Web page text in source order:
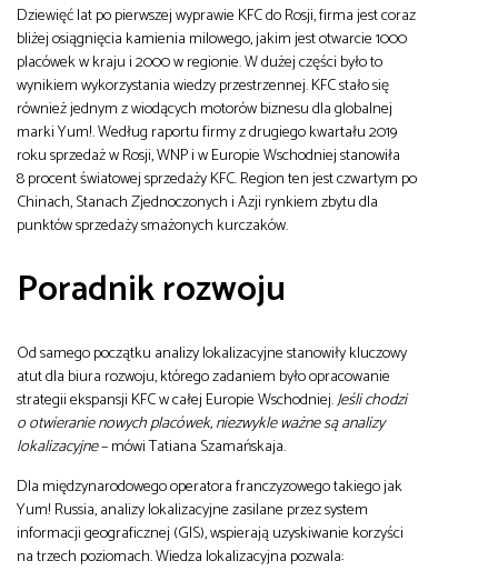
Dziewięć lat po pierwszej wyprawie KFC do Rosji, firma jest coraz
bliżej osiągnięcia kamienia milowego, jakim jest otwarcie 1000
placówek w kraju i 2000 w regionie. W dużej części było to
wynikiem wykorzystania wiedzy przestrzennej. KFC stało się
również jednym z wiodących motorów biznesu dla globalnej
marki Yum!. Według raportu firmy z drugiego kwartału 2019
roku sprzedaż w Rosji, WNP i w Europie Wschodniej stanowiła
8 procent światowej sprzedaży KFC. Region ten jest czwartym po
Chinach, Stanach Zjednoczonych i Azji rynkiem zbytu dla
punktów sprzedaży smażonych kurczaków.
Poradnik rozwoju
Od samego początku analizy lokalizacyjne stanowiły kluczowy
atut dla biura rozwoju, którego zadaniem było opracowanie
strategii ekspansji KFC w całej Europie Wschodniej.Jeśli chodzi
o otwieranie nowych placówek, niezwykle ważne są analizy
lokalizacyjne– mówi Tatiana Szamańskaja.
Dla międzynarodowego operatora franczyzowego takiego jak
Yum! Russia, analizy lokalizacyjne zasilane przez system
informacji geograficznej (GIS), wspierają uzyskiwanie korzyści
na trzech poziomach. Wiedza lokalizacyjna pozwala: